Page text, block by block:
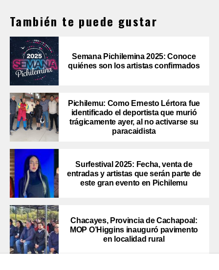
También te puede gustar
Semana Pichilemina 2025: Conoce
quiénes son los artistas confirmados
Pichilemu: Como Ernesto Lértora fue
identificado el deportista que murió
trágicamente ayer, al no activarse su
paracaidista
Surfestival 2025: Fecha, venta de
entradas y artistas que serán parte de
este gran evento en Pichilemu
Chacayes, Provincia de Cachapoal:
MOP O’Higgins inauguró pavimento
en localidad rural